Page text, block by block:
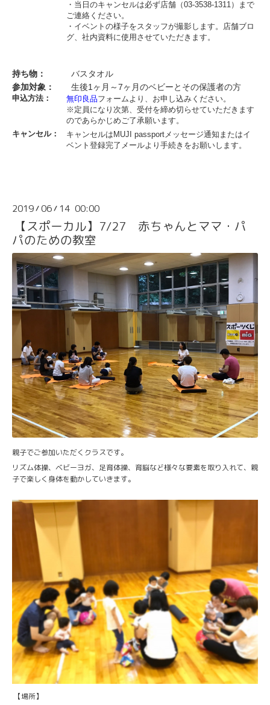
・当日のキャンセルは必ず店舗（03-3538-1311）まで
ご連絡ください。
・イベントの様子をスタッフが撮影します。店舗ブロ
グ、社内資料に使用させていただきます。
持ち物：
バスタオル
参加対象：
生後1ヶ月～7ヶ月のベビーとその保護者の方
申込方法： 無印良品フォームより、お申し込みください。
※定員になり次第、受付を締め切らせていただきます
のであらかじめご了承願います。
キャンセル：
キャンセルはMUJI passportメッセージ通知またはイ
ベント登録完了メールより手続きをお願いします。
2019/06/ 14 00:00
【スポーカル】7/27 赤ちゃんとママ・パ
パのための教室
親子でご参加いただくクラスです。
リズム体操、ベビーヨガ、足育体操、育脳など様々な要素を取り入れて、親
子で楽しく身体を動かしていきます。
【場所】